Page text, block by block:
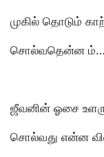
முகில் தொடும்
சொல்வதென்ன
ஜீவனின் ஓசை
சொல்வது என்ன